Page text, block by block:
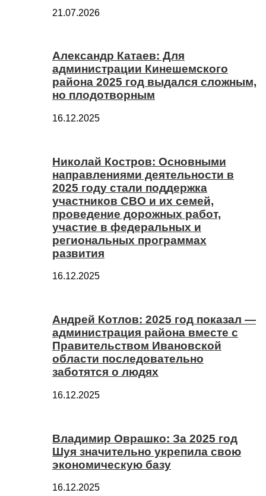
21.07.2026
Александр Катаев: Для
администрации Кинешемского
района 2025 год выдался сложным,
но плодотворным
16.12.2025
Николай Костров: Основными
направлениями деятельности в
2025 году стали поддержка
участников СВО и их семей,
проведение дорожных работ,
участие в федеральных и
региональных программах
развития
16.12.2025
Андрей Котлов: 2025 год показал —
администрация района вместе с
Правительством Ивановской
области последовательно
заботятся о людях
16.12.2025
Владимир Оврашко: За 2025 год
Шуя значительно укрепила свою
экономическую базу
16.12.2025